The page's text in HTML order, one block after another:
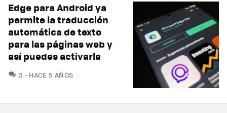
Edge para Android ya
permite la traducción
automática de texto
para las páginas web y
así puedes activarla
0 COMENTARIOS
HACE 5 AÑOS